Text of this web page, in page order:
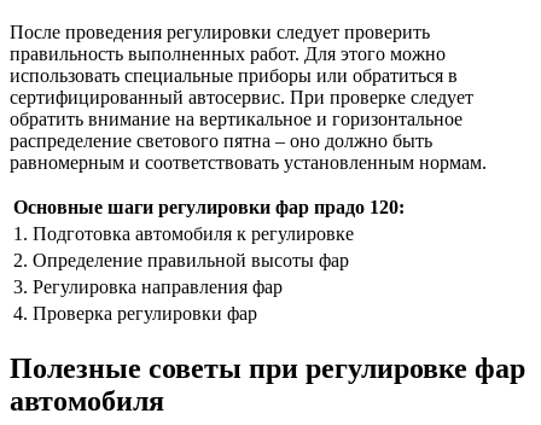
После проведения регулировки следует проверить
правильность выполненных работ. Для этого можно
использовать специальные приборы или обратиться в
сертифицированный автосервис. При проверке следует
обратить внимание на вертикальное и горизонтальное
распределение светового пятна – оно должно быть
равномерным и соответствовать установленным нормам.
Основные шаги регулировки фар прадо 120:
1. Подготовка автомобиля к регулировке
2. Определение правильной высоты фар
3. Регулировка направления фар
4. Проверка регулировки фар
Полезные советы при регулировке фар
автомобиля